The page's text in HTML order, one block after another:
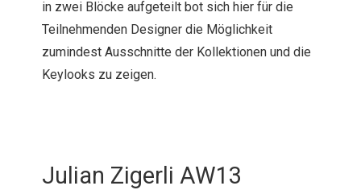
in zwei Blöcke aufgeteilt bot sich hier für die
Teilnehmenden Designer die Möglichkeit
zumindest Ausschnitte der Kollektionen und die
Keylooks zu zeigen.
Julian Zigerli AW13